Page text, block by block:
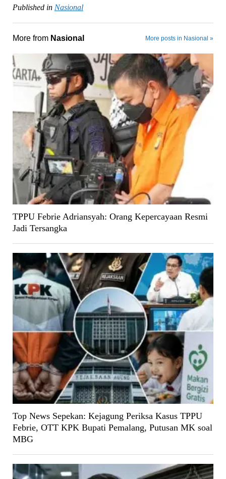
Published in Nasional
More from Nasional More posts in Nasional »
TPPU Febrie Adriansyah: Orang Kepercayaan Resmi
Jadi Tersangka
Top News Sepekan: Kejagung Periksa Kasus TPPU
Febrie, OTT KPK Bupati Pemalang, Putusan MK soal
MBG